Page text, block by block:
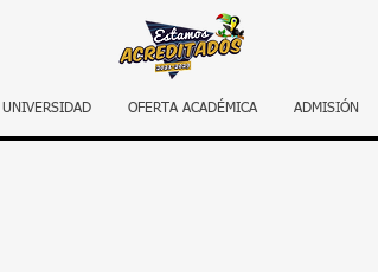
UNIVERSIDAD OFERTA ACADÉMICA ADMISIÓN